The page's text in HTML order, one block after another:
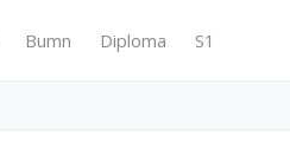
Bumn Diploma S1